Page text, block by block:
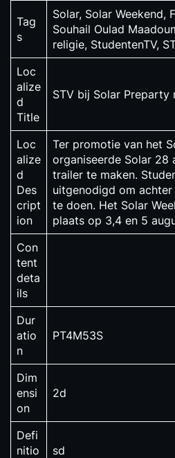
Tag
s
Solar, Solar Weekend,
Souhail Oulad
religie, StudentenTV,
Loc
alize
d
Title
STV bij Solar Preparty
Loc
alize
d
Des
cript
ion
Ter promotie van het
organiseerde Solar 28
trailer te maken.
uitgenodigd om
te doen. Het Solar
plaats op 3,4 en 5
Con
tent
deta
ils
Dur
atio
n
PT4M53S
Dim
ensi
on
2d
Defi
nitio
sd